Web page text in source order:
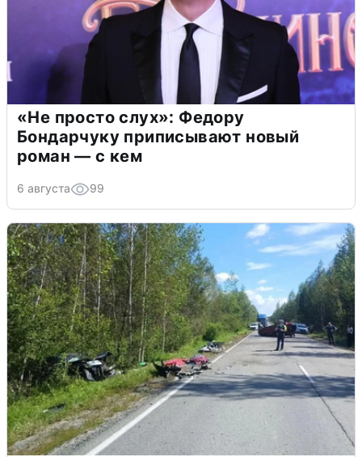
«Не просто слух»: Федору
Бондарчуку приписывают новый
роман — с кем
6 августа 99